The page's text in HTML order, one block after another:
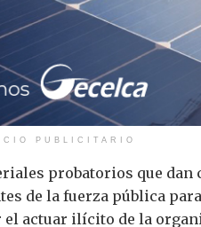
PUBLICITARIO
probatorios que dan
de la fuerza pública
el actuar ilícito de la